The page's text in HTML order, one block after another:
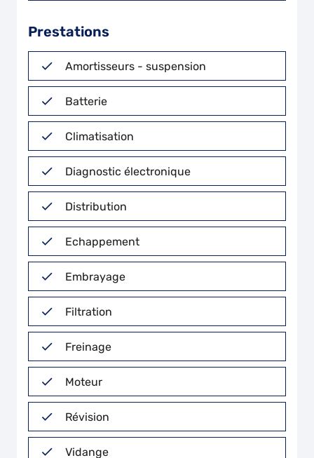
Prestations
Amortisseurs - suspension
Batterie
Climatisation
Diagnostic électronique
Distribution
Echappement
Embrayage
Filtration
Freinage
Moteur
Révision
Vidange